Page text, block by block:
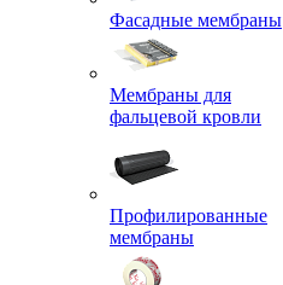
Фасадные мембраны
Мембраны для
фальцевой кровли
Профилированные
мембраны